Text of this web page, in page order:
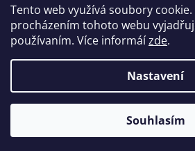
Tento web využívá soubory cookie.
procházením tohoto webu
používaním. Více informáízde.
Nastavení
Souhlasím
pošta
doprava
Visa Mastercard
Vytvořil Shoptet | mime
Copyright 2026
Diamantovenastroje.cz.